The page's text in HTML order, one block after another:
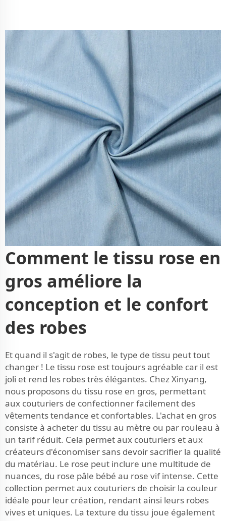
Comment le tissu rose en
gros améliore la
conception et le confort
des robes
Et quand il s'agit de robes, le type de tissu peut tout
changer ! Le tissu rose est toujours agréable car il est
joli et rend les robes très élégantes. Chez Xinyang,
nous proposons du tissu rose en gros, permettant
aux couturiers de confectionner facilement des
vêtements tendance et confortables. L'achat en gros
consiste à acheter du tissu au mètre ou par rouleau à
un tarif réduit. Cela permet aux couturiers et aux
créateurs d'économiser sans devoir sacrifier la qualité
du matériau. Le rose peut inclure une multitude de
nuances, du rose pâle bébé au rose vif intense. Cette
collection permet aux couturiers de choisir la couleur
idéale pour leur création, rendant ainsi leurs robes
vives et uniques. La texture du tissu joue également